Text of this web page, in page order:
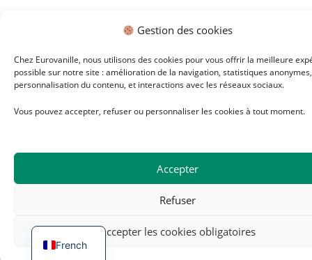
Gestion des cookies
Chez Eurovanille, nous utilisons des cookies pour vous offrir la meilleure
possible sur notre site : amélioration de la navigation, statistiques anonymes,
personnalisation du contenu, et interactions avec les réseaux sociaux.
Vous pouvez accepter, refuser ou personnaliser les cookies à tout moment.
Accepter
Refuser
Accepter les cookies obligatoires
French